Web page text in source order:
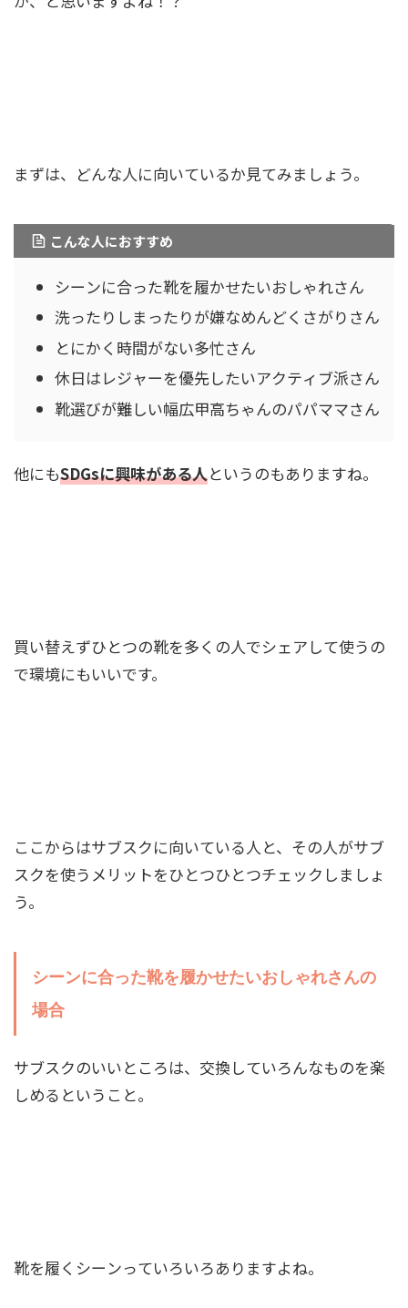
まずは、どんな人に向いているか見てみましょう。
こんな人におすすめ
シーンに合った靴を履かせたいおしゃれさん
洗ったりしまったりが嫌なめんどくさがりさん
とにかく時間がない多忙さん
休日はレジャーを優先したいアクティブ派さん
靴選びが難しい幅広甲高ちゃんのパパママさん
他にもSDGsに興味がある人というのもありますね。
買い替えずひとつの靴を多くの人でシェアして使うの
で環境にもいいです。
ここからはサブスクに向いている人と、その人がサブ
スクを使うメリットをひとつひとつチェックしましょ
う。
シーンに合った靴を履かせたいおしゃれさんの
場合
サブスクのいいところは、交換していろんなものを楽
しめるということ。
靴を履くシーンっていろいろありますよね。